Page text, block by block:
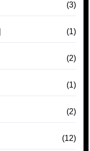
(3)
(1)
(2)
(1)
(2)
(12)